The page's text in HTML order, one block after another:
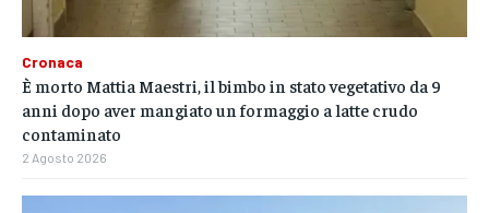
Cronaca
È morto Mattia Maestri, il bimbo in stato vegetativo da 9
anni dopo aver mangiato un formaggio a latte crudo
contaminato
2 Agosto 2026